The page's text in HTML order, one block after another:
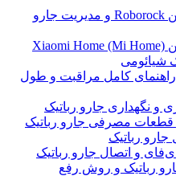
آموزش اپلیکیشن Roborock و مدیریت جارو
آموزش اپلیکیشن Xiaomi Home (Mi Home)
شیائومی
راهنمای کامل مراقبت و طول
و نگهداری جارو رباتیک
قطعات مصرفی جارو رباتیک
رباتیک
و اتصال جارو رباتیک
رباتیک و روش رفع